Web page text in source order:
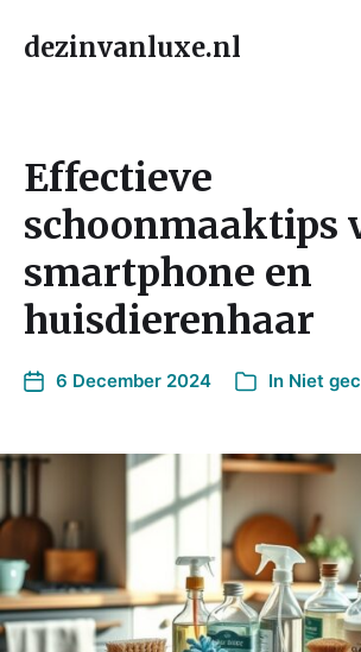
dezinvanluxe.nl
Effectieve
schoonmaaktips
smartphone en
huisdierenhaar
6 December 2024 In Niet